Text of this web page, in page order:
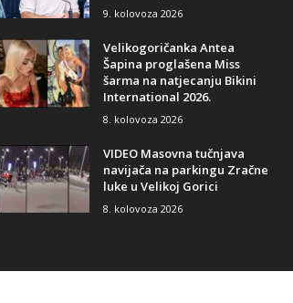
9. kolovoza 2026
Velikogoričanka Antea
Šapina proglašena Miss
šarma na natjecanju Bikini
International 2026.
8. kolovoza 2026
VIDEO Masovna tučnjava
navijača na parkingu Zračne
luke u Velikoj Gorici
8. kolovoza 2026